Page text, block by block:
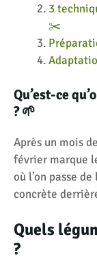
3
✂️
Qu’est-ce
? 🌱
Après un mois
février marque
où l’on passe
concrète
Quels
?